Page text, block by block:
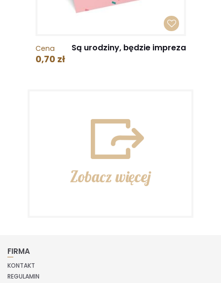
Cena
0,70 zł
Są urodziny, będzie impreza
Zobacz więcej
FIRMA
KONTAKT
REGULAMIN